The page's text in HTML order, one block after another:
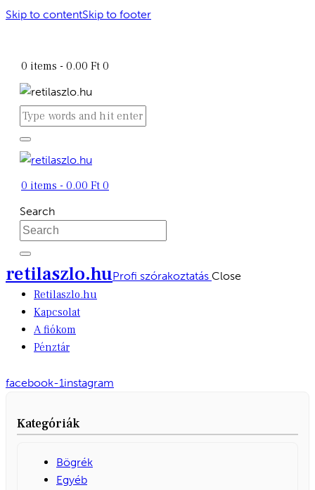
Skip to contentSkip to footer
0 items - 0.00 Ft 0
0 items - 0.00 Ft 0
Search
retilaszlo.huProfi szórakoztatás Close
Retilaszlo.hu
Kapcsolat
A fiókom
Pénztár
facebook-1instagram
Kategóriák
Bögrék
Egyéb